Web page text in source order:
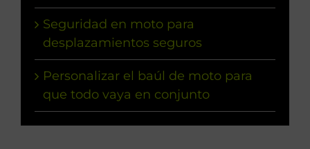
Seguridad en moto para
desplazamientos seguros
Personalizar el baúl de moto para
que todo vaya en conjunto